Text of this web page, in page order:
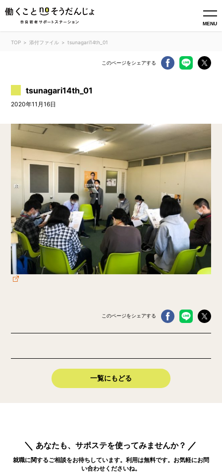
MENU
TOP 添付ファイル tsunagari14th_01
このページをシェアする
tsunagari14th_01
2020年11月16日
このページをシェアする
一覧にもどる
あなたも、サポステを使ってみませんか？
就職に関するご相談をお待ちしています。利用は無料です。お気軽にお問
い合わせくださいね。